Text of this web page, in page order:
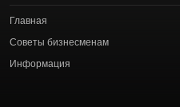
Главная
Советы бизнесменам
Информация